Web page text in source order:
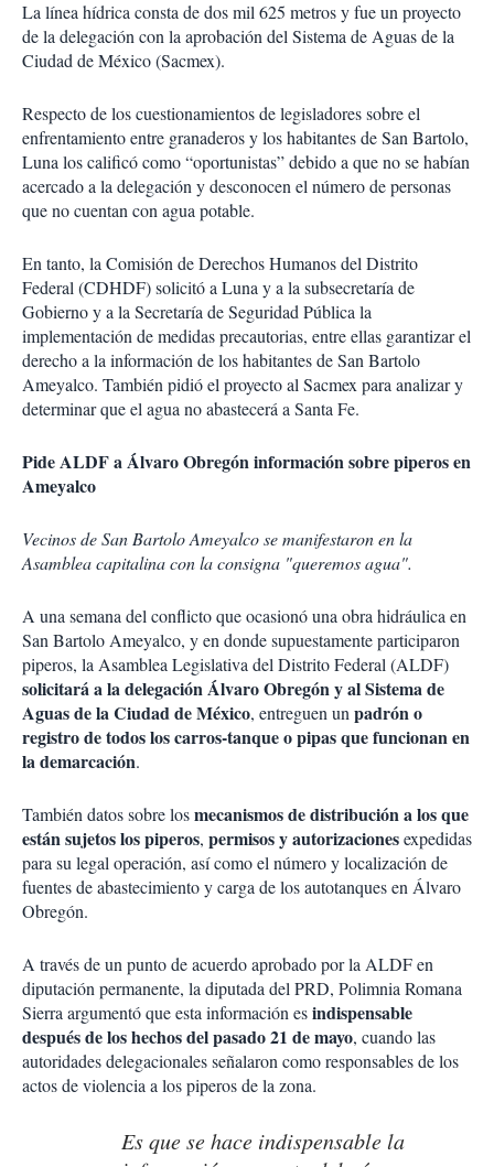
La línea hídrica consta de dos mil 625 metros y fue un proyecto
de la delegación con la aprobación del Sistema de Aguas de la
Ciudad de México (Sacmex).
Respecto de los cuestionamientos de legisladores sobre el
enfrentamiento entre granaderos y los habitantes de San Bartolo,
Luna los calificó como “oportunistas” debido a que no se habían
acercado a la delegación y desconocen el número de personas
que no cuentan con agua potable.
En tanto, la Comisión de Derechos Humanos del Distrito
Federal (CDHDF) solicitó a Luna y a la subsecretaría de
Gobierno y a la Secretaría de Seguridad Pública la
implementación de medidas precautorias, entre ellas garantizar el
derecho a la información de los habitantes de San Bartolo
Ameyalco. También pidió el proyecto al Sacmex para analizar y
determinar que el agua no abastecerá a Santa Fe.
Pide ALDF a Álvaro Obregón información sobre piperos en
Ameyalco
Vecinos de San Bartolo Ameyalco se manifestaron en la
Asamblea capitalina con la consigna "queremos agua".
A una semana del conflicto que ocasionó una obra hidráulica en
San Bartolo Ameyalco, y en donde supuestamente participaron
piperos, la Asamblea Legislativa del Distrito Federal (ALDF)
solicitará a la delegación Álvaro Obregón y al Sistema de
Aguas de la Ciudad de México, entreguen un padrón o
registro de todos los carros-tanque o pipas que funcionan en
la demarcación.
También datos sobre losmecanismos de distribución a los que
están sujetos los piperos, permisos y autorizacionesexpedidas
para su legal operación, así como el número y localización de
fuentes de abastecimiento y carga de los autotanques en Álvaro
Obregón.
A través de un punto de acuerdo aprobado por la ALDF en
diputación permanente, la diputada del PRD, Polimnia Romana
Sierra argumentó que esta información esindispensable
después de los hechos del pasado 21 de mayo, cuando las
autoridades delegacionales señalaron como responsables de los
actos de violencia a los piperos de la zona.
Es que se hace indispensable la